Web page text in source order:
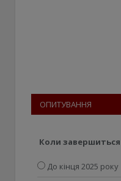
ОПИТУВАННЯ
Коли завершиться
До кінця 2025 року